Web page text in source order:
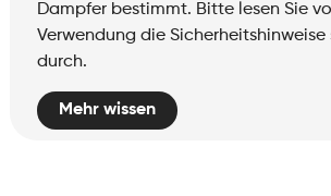
Dampfer bestimmt. Bitte lesen Sie
Verwendung die
durch.
Mehr wissen